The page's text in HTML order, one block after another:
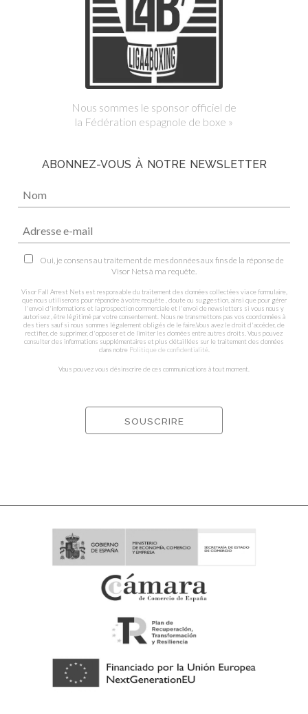
Nous sommes le sponsor officiel de
la Fédération espagnole de boxe »
ABONNEZ-VOUS À NOTRE NEWSLETTER
Oui, je consens au traitement de mes données aux fins de la réponse de
Visor Nets à ma requête.
Visor Fall Arrest Nets est responsable du traitement des données collectées via ce formulaire,
que nous utiliserons pour répondre à votre requête , doute ou suggestion, ainsi que pour gérer
l'envoi d'informations et la prospection commerciale et l'envoi de newsletters si vous nous y
autorisez , être légitimé par votre consentement. Nous ne transmettons pas vos coordonnées à
des tiers sauf si nous sommes légalement obligés de le faire.Vous avez le droit d'accéder, de
rectifier, de supprimer, d'opposer et de limiter les données entre autres droits. Vous pouvez
consulter des informations supplémentaires et plus détaillées sur le traitement des données
dans notre Politique de confidentialité
Vous pouvez vous désinscrire de ces communications à tout moment.